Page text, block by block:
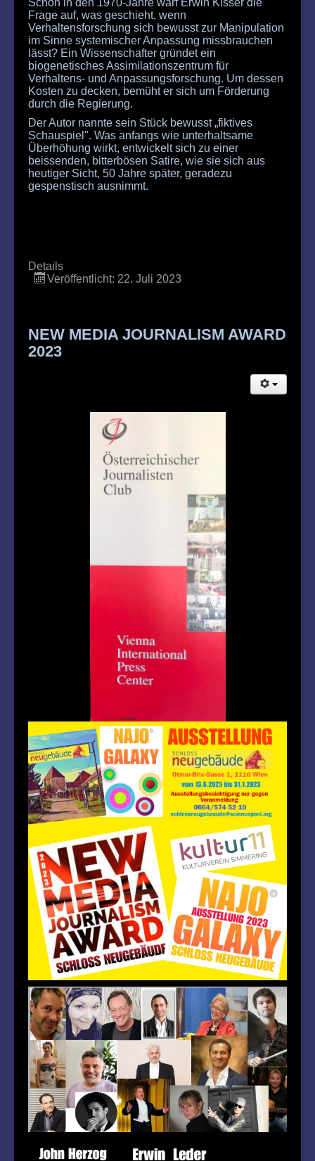
Frage auf, was geschieht, wenn
Verhaltensforschung sich bewusst zur Manipulation
im Sinne systemischer Anpassung missbrauchen
lässt? Ein Wissenschafter gründet ein
biogenetisches Assimilationszentrum für
Verhaltens- und Anpassungsforschung. Um dessen
Kosten zu decken, bemüht er sich um Förderung
durch die Regierung.
Der Autor nannte sein Stück bewusst „fiktives
Schauspiel". Was anfangs wie unterhaltsame
Überhöhung wirkt, entwickelt sich zu einer
beissenden, bitterbösen Satire, wie sie sich aus
heutiger Sicht, 50 Jahre später, geradezu
gespenstisch ausnimmt.
Details
Veröffentlicht: 22. Juli 2023
NEW MEDIA JOURNALISM AWARD
2023